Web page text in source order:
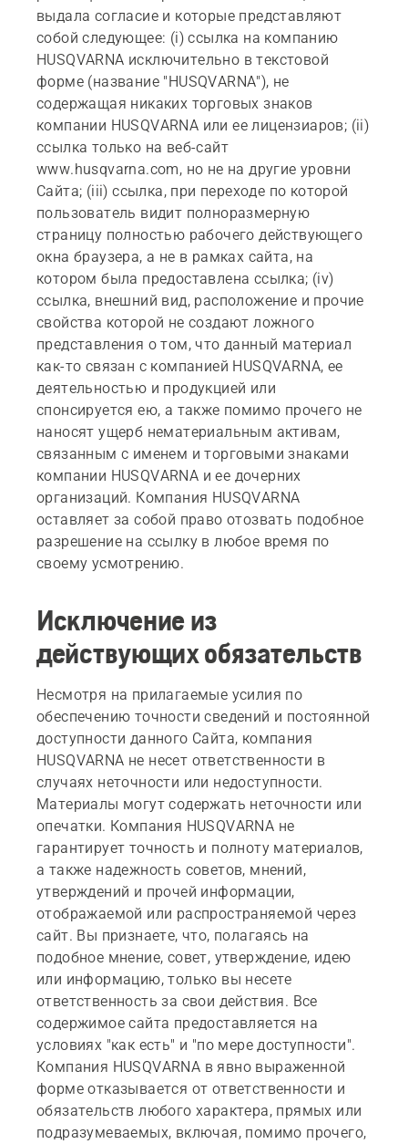
выдала согласие и которые представляют
собой следующее: (i) ссылка на компанию
HUSQVARNA исключительно в текстовой
форме (название "HUSQVARNA"), не
содержащая никаких торговых знаков
компании HUSQVARNA или ее лицензиаров; (ii)
ссылка только на веб-сайт
www.husqvarna.com, но не на другие уровни
Сайта; (iii) ссылка, при переходе по которой
пользователь видит полноразмерную
страницу полностью рабочего действующего
окна браузера, а не в рамках сайта, на
котором была предоставлена ссылка; (iv)
ссылка, внешний вид, расположение и прочие
свойства которой не создают ложного
представления о том, что данный материал
как-то связан с компанией HUSQVARNA, ее
деятельностью и продукцией или
спонсируется ею, а также помимо прочего не
наносят ущерб нематериальным активам,
связанным с именем и торговыми знаками
компании HUSQVARNA и ее дочерних
организаций. Компания HUSQVARNA
оставляет за собой право отозвать подобное
разрешение на ссылку в любое время по
своему усмотрению.
Исключение из
действующих обязательств
Несмотря на прилагаемые усилия по
обеспечению точности сведений и постоянной
доступности данного Сайта, компания
HUSQVARNA не несет ответственности в
случаях неточности или недоступности.
Материалы могут содержать неточности или
опечатки. Компания HUSQVARNA не
гарантирует точность и полноту материалов,
а также надежность советов, мнений,
утверждений и прочей информации,
отображаемой или распространяемой через
сайт. Вы признаете, что, полагаясь на
подобное мнение, совет, утверждение, идею
или информацию, только вы несете
ответственность за свои действия. Все
содержимое сайта предоставляется на
условиях "как есть" и "по мере доступности".
Компания HUSQVARNA в явно выраженной
форме отказывается от ответственности и
обязательств любого характера, прямых или
подразумеваемых, включая, помимо прочего,